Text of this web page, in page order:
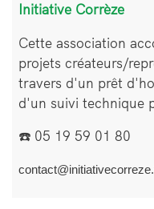
Initiative Corrèze
Cette association
projets créateurs/
travers d'un prêt
d'un suivi technique
☎️ 05 19 59 01 80